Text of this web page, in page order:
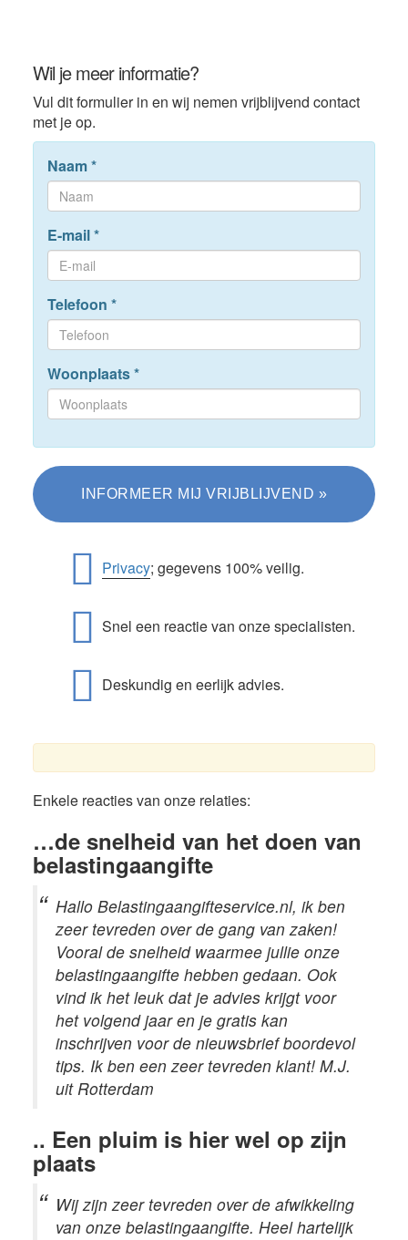
Wil je meer informatie?
Vul dit formulier in en wij nemen vrijblijvend contact
met je op.
Naam*
E-mail*
Telefoon *
Woonplaats*
Privacy; gegevens 100% veilig.
Snel een reactie van onze specialisten.
Deskundig en eerlijk advies.
Enkele reacties van onze relaties:
…de snelheid van het doen van
belastingaangifte
Hallo Belastingaangifteservice.nl, ik ben
zeer tevreden over de gang van zaken!
Vooral de snelheid waarmee jullie onze
belastingaangifte hebben gedaan. Ook
vind ik het leuk dat je advies krijgt voor
het volgend jaar en je gratis kan
inschrijven voor de nieuwsbrief boordevol
tips. Ik ben een zeer tevreden klant! M.J.
uit Rotterdam
.. Een pluim is hier wel op zijn
plaats
Wij zijn zeer tevreden over de afwikkeling
van onze belastingaangifte. Heel hartelijk